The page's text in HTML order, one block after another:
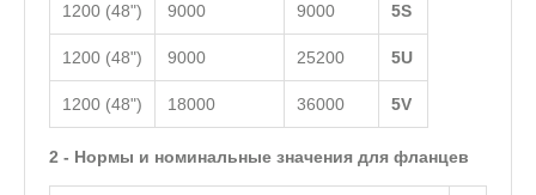
1200 (48") 9000 9000 5S
1200 (48") 9000 25200 5U
1200 (48") 18000 36000 5V
2 - Нормы и номинальные значения для фланцев